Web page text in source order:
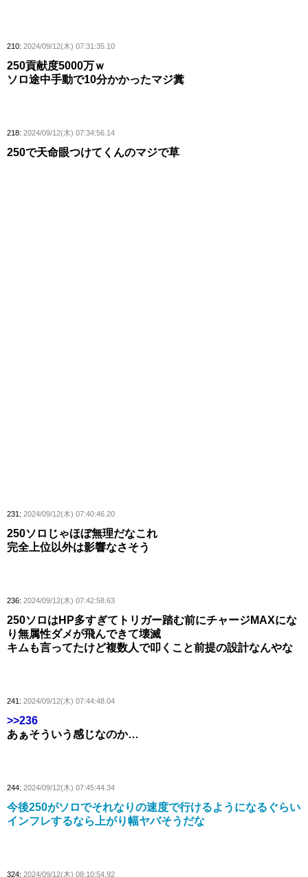
210: 2024/09/12(木) 07:31:35.10
250貢献度5000万ｗ
ソロ途中手動で10分かかったマジ糞
218: 2024/09/12(木) 07:34:56.14
250で天命眼つけてくんのマジで草
231: 2024/09/12(木) 07:40:46.20
250ソロじゃほぼ無理だなこれ
完全上位以外は影響なさそう
236: 2024/09/12(木) 07:42:58.63
250ソロはHP多すぎてトリガー踏む前にチャージMAXにな
り無属性ダメが飛んできて壊滅
キムも言ってたけど複数人で叩くこと前提の設計なんやな
241: 2024/09/12(木) 07:44:48.04
>>236
あぁそういう感じなのか…
244: 2024/09/12(木) 07:45:44.34
今後250がソロでそれなりの速度で行けるようになるぐらい
インフレするなら上がり幅ヤバそうだな
324: 2024/09/12(木) 08:10:54.92